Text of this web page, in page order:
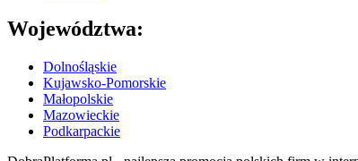
Województwa:
Dolnośląskie
Kujawsko-Pomorskie
Małopolskie
Mazowieckie
Podkarpackie